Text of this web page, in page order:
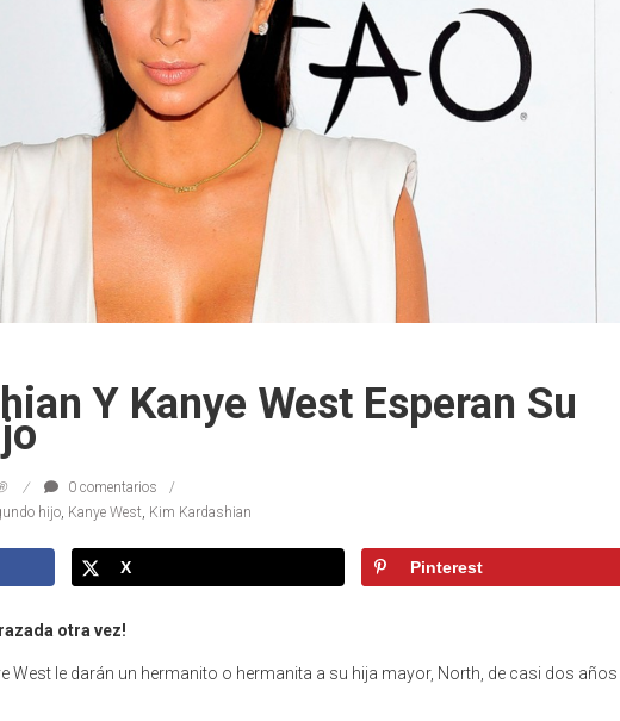
Y Kanye West Esperan Su
0 comentarios
hijo, Kanye West, Kim Kardashian
X Pinterest
otra vez!
West le darán un hermanito o hermanita a su hija mayor, North, de casi dos años